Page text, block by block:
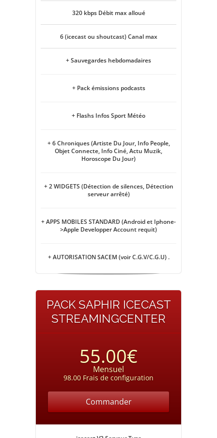
320 kbps Débit max alloué
6 (icecast ou shoutcast) Canal max
+ Sauvegardes hebdomadaires
+ Pack émissions podcasts
+ Flashs Infos Sport Météo
+ 6 Chroniques (Artiste Du Jour, Info People,
Objet Connecte, Info Ciné, Actu Muzik,
Horoscope Du Jour)
+ 2 WIDGETS (Détection de silences, Détection
serveur arrêté)
+ APPS MOBILES STANDARD (Android et Iphone-
>Apple Developper Account requit)
+ AUTORISATION SACEM (voir C.G.V/C.G.U) .
PACK SAPHIR ICECAST
STREAMINGCENTER
55.00€
Mensuel
98.00 Frais de configuration
Commander